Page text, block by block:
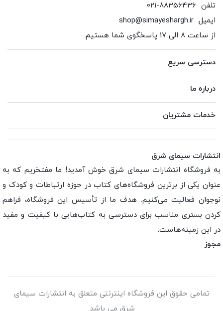
تلفن 021-88356436
ایمیل shop@simayeshargh.ir
از ساعت 8 الی 17 پاسخگوی شما هستیم.
دسترسی سریع
درباره ما
خدمات مشتریان
انتشارات سیمای شرق
به فروشگاه انتشارات سیمای شرق خوش آمدید! ما مفتخریم که به
عنوان یکی از برترین فروشگاه‌های کتاب در حوزه ارتباطات و کودک و
نوجوان فعالیت می‌کنیم. هدف ما از تأسیس این فروشگاه، فراهم
کردن بستری مناسب برای دسترسی به کتاب‌هایی با کیفیت و مفید
در این زمینه‌هاست.
مجوز
تمامی حقوق این فروشگاه اینترنتی متعلق به انتشارات سیمای
شرق می باشد.